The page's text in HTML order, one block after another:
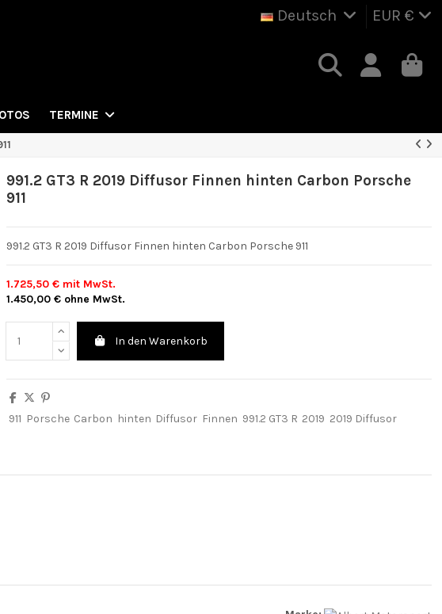
Deutsch EUR €
TERMINE
991.2 GT3 R 2019 Diffusor Finnen hinten Carbon Porsche
911
991.2 GT3 R 2019 Diffusor Finnen hinten Carbon Porsche 911
1.725,50 € mit MwSt.
1.450,00 € ohne MwSt.
In den Warenkorb
911 Porsche Carbon hinten Diffusor Finnen 991.2 GT3 R 2019 2019 Diffusor